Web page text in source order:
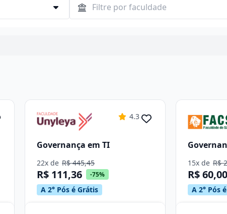
4.3
Governança em TI
22x de R$ 445,45
R$ 111,36 -75%
A 2° Pós é Grátis
15x de R$
R$ 60,00
A 2° Pós